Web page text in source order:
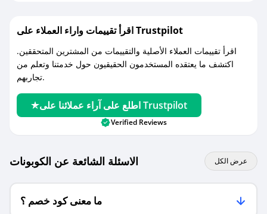
اقرأ تقييمات واراء العملاء على Trustpilot
اقرأ تقييمات العملاء الأصلية والتقييمات من المشترين المتحققين.
اكتشف ما يعتقده المستخدمون الحقيقيون حول خدمتنا وتعلم من
تجاربهم.
اطلع على آراء عملائنا على Trustpilot
Verified Reviews
الاسئلة الشائعة عن الكوبونات عرض الكل
ما معنى كود خصم ؟